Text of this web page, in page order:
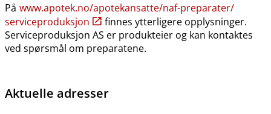
På www.apotek.no​/​apotekansatte​/​naf-preparater​/​
serviceproduksjon
finnes ytterligere opplysninger.
Serviceproduksjon AS er produkteier og kan kontaktes
ved spørsmål om preparatene.
Aktuelle adresser